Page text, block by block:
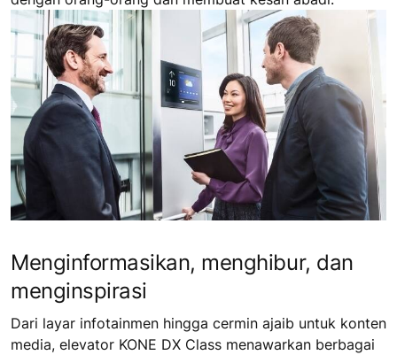
Menginformasikan, menghibur, dan
menginspirasi
Dari layar infotainmen hingga cermin ajaib untuk konten
media, elevator KONE DX Class menawarkan berbagai